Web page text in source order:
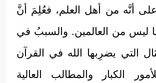
أنَّه من أهل العلم، فعُلِمَ أنَّ
ليس من العالمين. والسببُ في
التي يضرِبها الله في القرآن
الكبار والمطالب العالية